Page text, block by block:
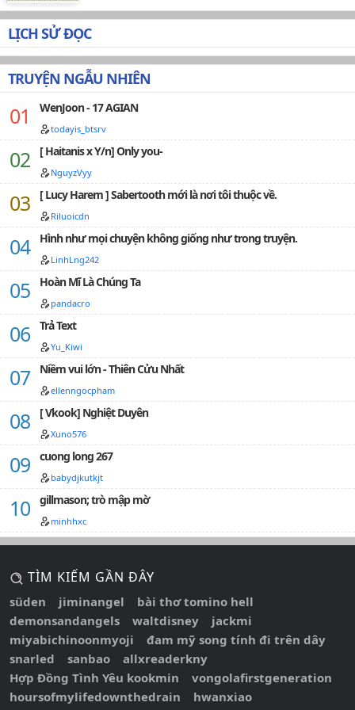
trạng edit: Đã hoàn thànhThể loại: Nguyên sang, Ngôn
tình, Hiện đại , HE , Tình cảm , Ngọt sủng , Song khiết ,
Xuyên sách , Nam phụ, Showbiz…
LỊCH SỬ ĐỌC
TRUYỆN NGẪU NHIÊN
WenJoon - 17 AGIAN
todayis_btsrv
[ Haitanis x Y/n] Only you-
NguyzVyy
[ Lucy Harem ] Sabertooth mới là nơi tôi thuộc về.
Riluoicdn
Hình như mọi chuyện không giống như trong truyện.
LinhLng242
Hoàn Mĩ Là Chúng Ta
pandacro
Trả Text
Yu_Kiwi
Niềm vui lớn - Thiên Cửu Nhất
ellenngocpham
[ Vkook] Nghiệt Duyên
Xuno576
cuong long 267
babydjkutkjt
gillmason; trò mập mờ
minhhxc
TÌM KIẾM GẦN ĐÂY
süden jiminangel
bài thơ tomino hell
demonsandangels
waltdisney
jackmi
miyabichinoonmyoji
đam mỹ song tính đi trên dây
snarled
sanbao
allxreaderkny
Hợp Đồng Tình Yêu kookmin
vongolafirstgeneration
hoursofmylifedownthedrain
hwanxiao